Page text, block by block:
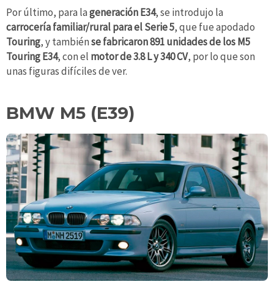
Por último, para lageneración E34, se introdujo la
carrocería familiar/rural para el Serie 5, que fue apodado
Touring, y tambiénse fabricaron 891 unidades de los M5
Touring E34, con el motor de 3.8 L y 340 CV, por lo que son
unas figuras difíciles de ver.
BMW M5 (E39)